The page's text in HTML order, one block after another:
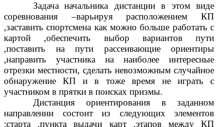
Задача начальника дистанции в этом виде
соревнования –варьируя расположением КП
,заставить спортсмена как можно больше работать с
картой ,обеспечить выбор вариантов пути
,поставить на пути рассеивающие ориентиры
,направить участника на наиболее интересные
отрезки местности, сделать невозможным случайное
обнаружение КП и в тоже время не играть с
участником в прятки в поисках призмы.
Дистанция ориентирования в заданном
направлении состоит из следующих элементов
:старта ,пункта выдачи карт ,этапов между КП